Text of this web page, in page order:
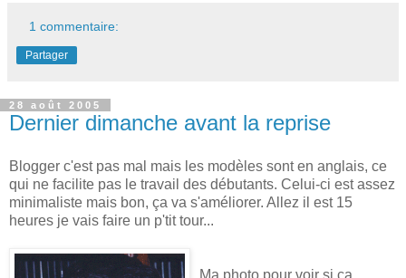
1 commentaire:
Partager
28 août 2005
Dernier dimanche avant la reprise
Blogger c'est pas mal mais les modèles sont en anglais, ce
qui ne facilite pas le travail des débutants. Celui-ci est assez
minimaliste mais bon, ça va s'améliorer. Allez il est 15
heures je vais faire un p'tit tour...
Ma photo pour voir si ça